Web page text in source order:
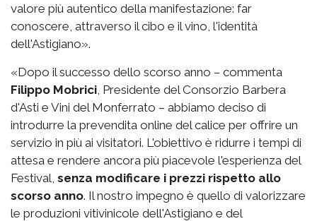
valore più autentico della manifestazione: far
conoscere, attraverso il cibo e il vino, l'identità
dell'Astigiano».
«Dopo il successo dello scorso anno – commenta
Filippo Mobrici , Presidente del Consorzio Barbera
d'Asti e Vini del Monferrato – abbiamo deciso di
introdurre la prevendita online del calice per offrire un
servizio in più ai visitatori. L'obiettivo è ridurre i tempi di
attesa e rendere ancora più piacevole l'esperienza del
Festival, senza modificare i prezzi rispetto allo
scorso anno. Il nostro impegno è quello di valorizzare
le produzioni vitivinicole dell'Astigiano e del